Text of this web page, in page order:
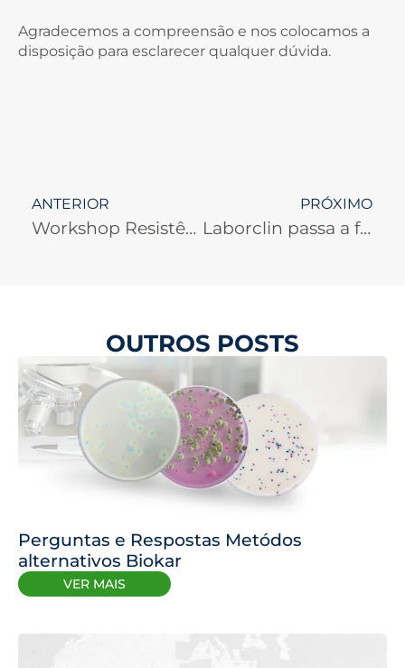
Agradecemos a compreensão e nos colocamos a
disposição para esclarecer qualquer dúvida.
ANTERIOR
Workshop Resistência Microbiana – São Paulo no dia 21/03 e em Curitiba no dia 24/03.
PRÓXIMO
Laborclin passa a fazer parte do grupo francês Solabia
OUTROS POSTS
Perguntas e Respostas Metódos
alternativos Biokar
VER MAIS